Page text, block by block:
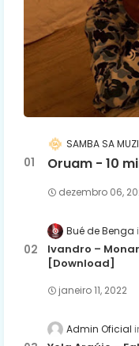
SAMBA SA
Oruam - 10
dezembro 06,
Bué de Benga
Ivandro –
[Download]
janeiro 11, 2022
Admin Oficial